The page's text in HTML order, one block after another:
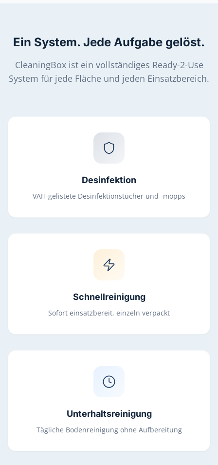
Ein System. Jede Aufgabe gelöst.
CleaningBox ist ein vollständiges Ready-2-Use
System für jede Fläche und jeden Einsatzbereich.
Desinfektion
VAH-gelistete Desinfektionstücher und -mopps
Schnellreinigung
Sofort einsatzbereit, einzeln verpackt
Unterhaltsreinigung
Tägliche Bodenreinigung ohne Aufbereitung